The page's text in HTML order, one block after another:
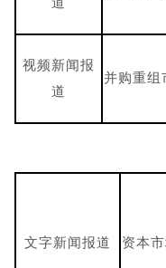
视频新闻报
道
并购重组
文字新闻报道 资本